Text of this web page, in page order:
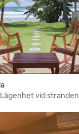
Lägenhet vid stranden